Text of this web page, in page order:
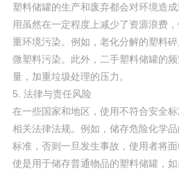
塑料储罐的生产和废弃都会对环境造
用虽然在一定程度上减少了资源浪费
重环境污染。例如，老化分解的塑料
微塑料污染。此外，二手塑料储罐的
量，加重垃圾处理的压力。
5. 法律与责任风险
在一些国家和地区，使用不符合安全
相关法律法规。例如，储存危险化学
标准，否则一旦发生事故，使用者将
使是用于储存普通物品的塑料储罐，